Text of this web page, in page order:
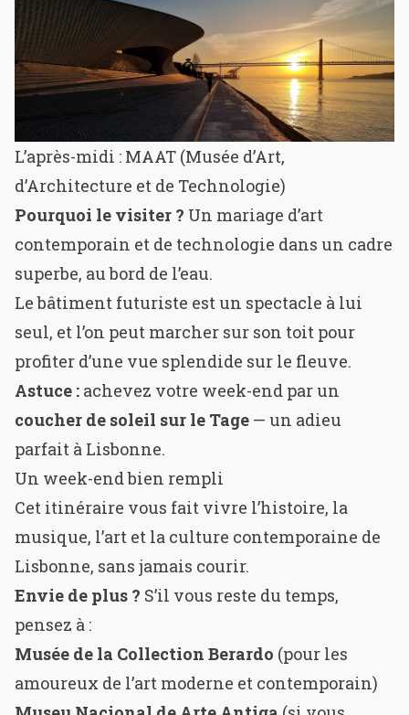
L’après-midi : MAAT (Musée d’Art,
d’Architecture et de Technologie)
Pourquoi le visiter ? Un mariage d’art
contemporain et de technologie dans un cadre
superbe, au bord de l’eau.
Le bâtiment futuriste est un spectacle à lui
seul, et l’on peut marcher sur son toit pour
profiter d’une vue splendide sur le fleuve.
Astuce : achevez votre week-end par un
coucher de soleil sur le Tage — un adieu
parfait à Lisbonne.
Un week-end bien rempli
Cet itinéraire vous fait vivre l’histoire, la
musique, l’art et la culture contemporaine de
Lisbonne, sans jamais courir.
Envie de plus ? S’il vous reste du temps,
pensez à :
Musée de la Collection Berardo (pour les
amoureux de l’art moderne et contemporain)